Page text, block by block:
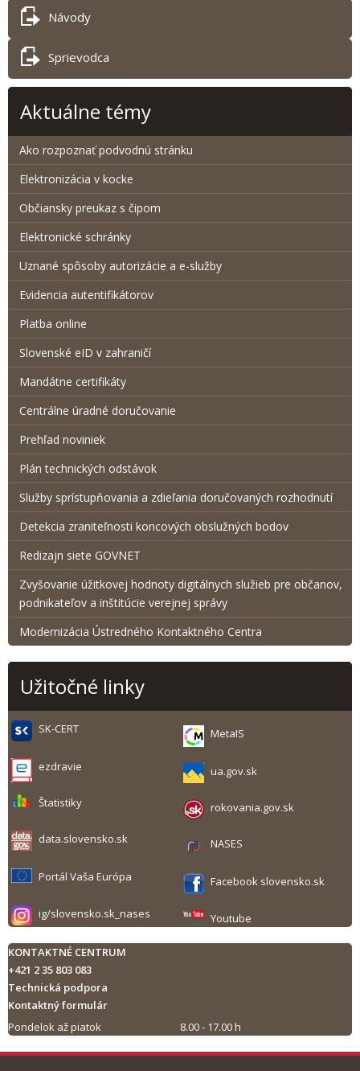
Návody
Sprievodca
Aktuálne témy
Ako rozpoznať podvodnú stránku
Elektronizácia v kocke
Občiansky preukaz s čipom
Elektronické schránky
Uznané spôsoby autorizácie a e-služby
Evidencia autentifikátorov
Platba online
Slovenské eID v zahraničí
Mandátne certifikáty
Centrálne úradné doručovanie
Prehľad noviniek
Plán technických odstávok
Služby sprístupňovania a zdieľania doručovaných rozhodnutí
Detekcia zraniteľnosti koncových obslužných bodov
Redizajn siete GOVNET
Zvyšovanie úžitkovej hodnoty digitálnych služieb pre občanov,
podnikateľov a inštitúcie verejnej správy
Modernizácia Ústredného Kontaktného Centra
Užitočné linky
SK-CERT MetaIS
ezdravie ua.gov.sk
Štatistiky rokovania.gov.sk
data.slovensko.sk NASES
Portál Vaša Európa Facebook slovensko.sk
ig/slovensko.sk_nases Youtube
KONTAKTNÉ CENTRUM
+421 2 35 803 083
Technická podpora
Kontaktný formulár
Pondelok až piatok
8.00 - 17.00 h
Tlač obsahu